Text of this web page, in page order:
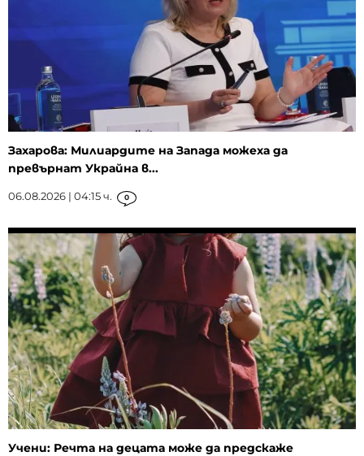
Захарова: Милиардите на Запада можеха да
превърнат Украйна в...
06.08.2026 | 04:15 ч. 0
Учени: Речта на децата може да предскаже